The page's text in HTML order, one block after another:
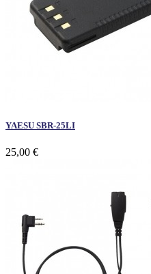
YAESU SBR-25LI
25,00 €